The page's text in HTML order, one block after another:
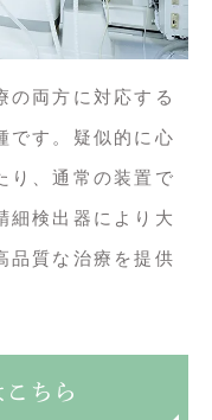
の両方に対応する
です。疑似的に心
り、通常の装置で
細検出器により大
品質な治療を提供
ちら